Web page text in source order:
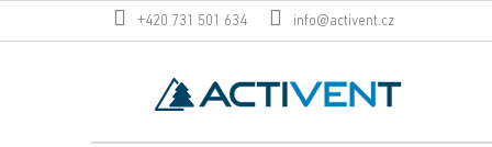
+420 731 501 634 info@activent.cz